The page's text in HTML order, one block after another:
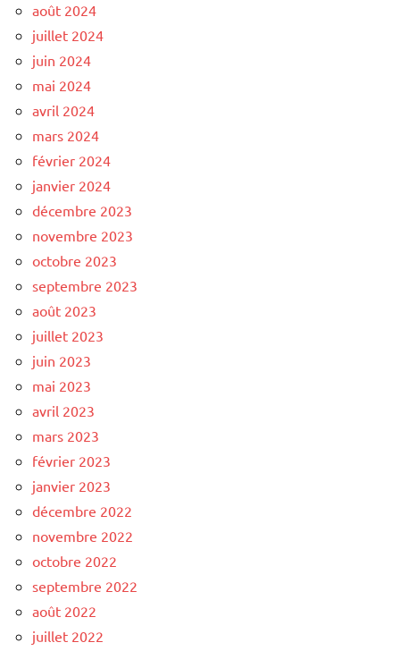
août 2024
juillet 2024
juin 2024
mai 2024
avril 2024
mars 2024
février 2024
janvier 2024
décembre 2023
novembre 2023
octobre 2023
septembre 2023
août 2023
juillet 2023
juin 2023
mai 2023
avril 2023
mars 2023
février 2023
janvier 2023
décembre 2022
novembre 2022
octobre 2022
septembre 2022
août 2022
juillet 2022